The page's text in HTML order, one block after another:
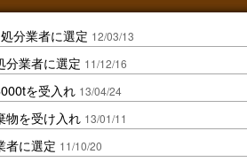
分業者に選定 12/03/13
分業者に選定 11/12/16
を受入れ 13/04/24
物を受け入れ 13/01/11
者に選定 11/10/20